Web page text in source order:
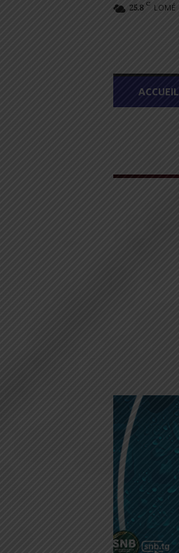
25.8 C LOMÉ
L
M
ACCUEIL